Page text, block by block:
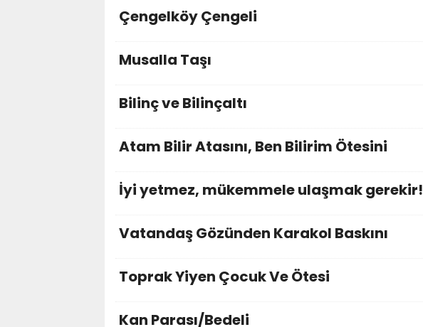
Çengelköy Çengeli
Musalla Taşı
Bilinç ve Bilinçaltı
Atam Bilir Atasını, Ben Bilirim Ötesini
İyi yetmez, mükemmele ulaşmak gerekir!
Vatandaş Gözünden Karakol Baskını
Toprak Yiyen Çocuk Ve Ötesi
Kan Parası/Bedeli